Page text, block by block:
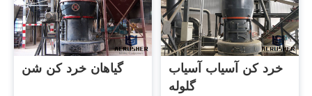
گیاهان خرد کن شن
خرد کن آسیاب آسیاب
گلوله